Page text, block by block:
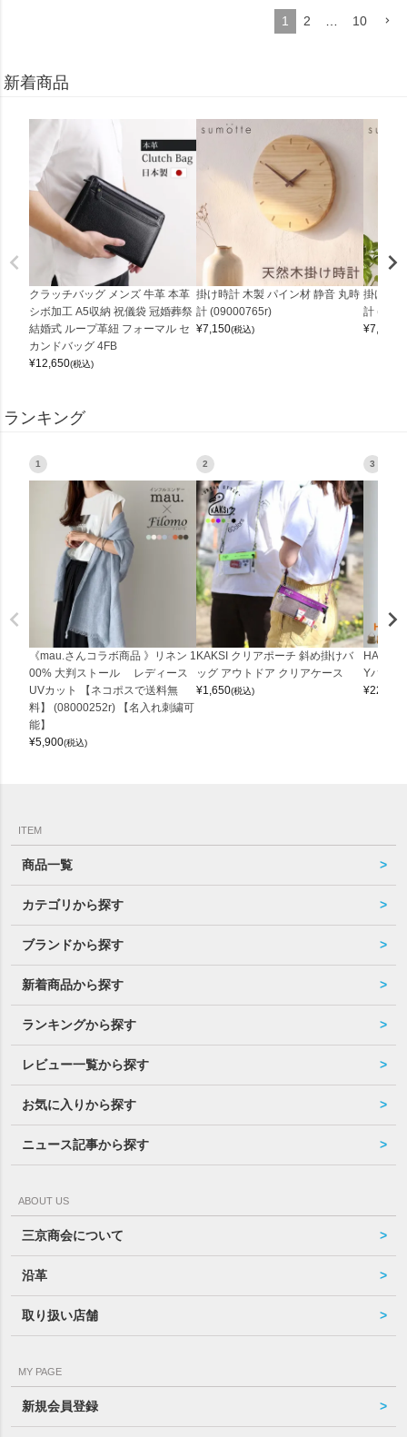
1
2 10
新着商品
クラッチバッグ メンズ 牛革 本革
シボ加工 A5収納 祝儀袋 冠婚葬祭
結婚式 ループ革紐 フォーマル セ
カンドバッグ 4FB
¥12,650(税込)
掛け時計 木製 パイン材 静音 丸時
計 (09000765r)
¥7,150(税込)
掛け時
計
¥7,150
ランキング
1
《mau.さんコラボ商品 》リネン 1
00% 大判ストール レディース
UVカット 【ネコポスで送料無
料】 (08000252r) 【名入れ刺繍可
能】
¥5,900(税込)
2
KAKSI クリアポーチ 斜め掛けバ
ッグ アウトドア クリアケース
¥1,650(税込)
3
Yバッグ
¥22,000
ITEM
商品一覧
カテゴリから探す
ブランドから探す
新着商品から探す
ランキングから探す
レビュー一覧から探す
お気に入りから探す
ニュース記事から探す
ABOUT US
三京商会について
沿革
取り扱い店舗
MY PAGE
新規会員登録